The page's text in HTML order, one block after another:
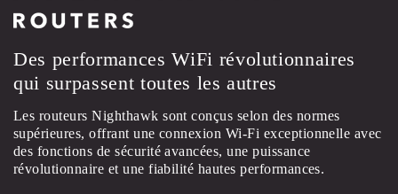
Des performances WiFi révolutionnaires
qui surpassent toutes les autres
Les routeurs Nighthawk sont conçus selon des normes
supérieures, offrant une connexion Wi-Fi exceptionnelle avec
des fonctions de sécurité avancées, une puissance
révolutionnaire et une fiabilité hautes performances.